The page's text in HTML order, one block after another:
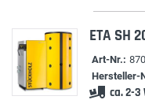
ETA SH
Art-Nr.:
Hersteller-
ca. 2-3